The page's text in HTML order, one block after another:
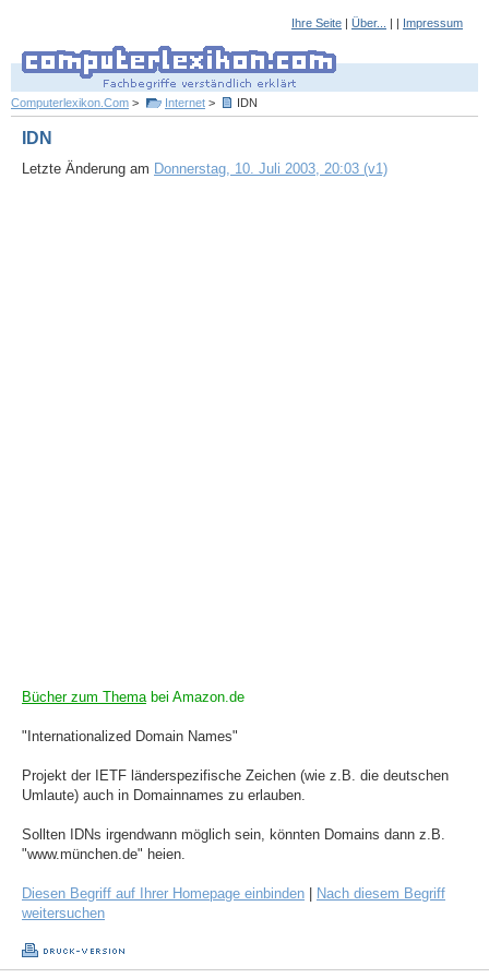
Ihre Seite | Über... | | Impressum
Computerlexikon.Com > Internet > IDN
IDN
Letzte Änderung am Donnerstag, 10. Juli 2003, 20:03 (v1)
Bücher zum Themabei Amazon.de
"Internationalized Domain Names"
Projekt der IETF länderspezifische Zeichen (wie z.B. die deutschen
Umlaute) auch in Domainnames zu erlauben.
Sollten IDNs irgendwann möglich sein, könnten Domains dann z.B.
"www.münchen.de" heien.
Diesen Begriff auf Ihrer Homepage einbinden
Nach diesem Begriff
weitersuchen